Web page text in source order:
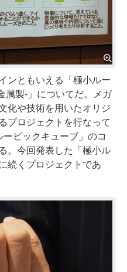
ンともいえる「極小ルー
属製-」についてだ。メガ
化や技術を用いたオリジ
プロジェクトを行なって
ビックキューブ」のコ
。今回発表した「極小ル
続くプロジェクトであ